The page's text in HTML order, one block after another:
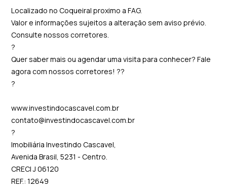
Localizado no Coqueiral proximo a FAG.
Valor e informações sujeitos a alteração sem aviso prévio.
Consulte nossos corretores.
?
Quer saber mais ou agendar uma visita para conhecer? Fale
agora com nossos corretores! ??
?
www.investindocascavel.com.br
contato@investindocascavel.com.br
?
Imobiliária Investindo Cascavel,
Avenida Brasil, 5231 - Centro.
CRECI J 06120
REF.: 12649